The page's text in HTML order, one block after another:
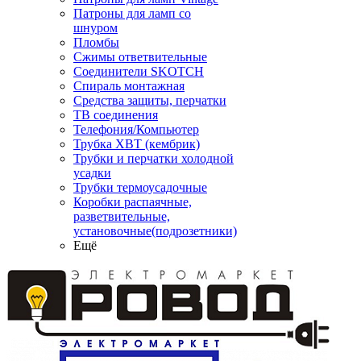
Патроны для ламп со
шнуром
Пломбы
Сжимы ответвительные
Соединители SKOTCH
Спираль монтажная
Средства защиты, перчатки
ТВ соединения
Телефония/Компьютер
Трубка ХВТ (кембрик)
Трубки и перчатки холодной
усадки
Трубки термоусадочные
Коробки распаячные,
разветвительные,
установочные(подрозетники)
Ещё